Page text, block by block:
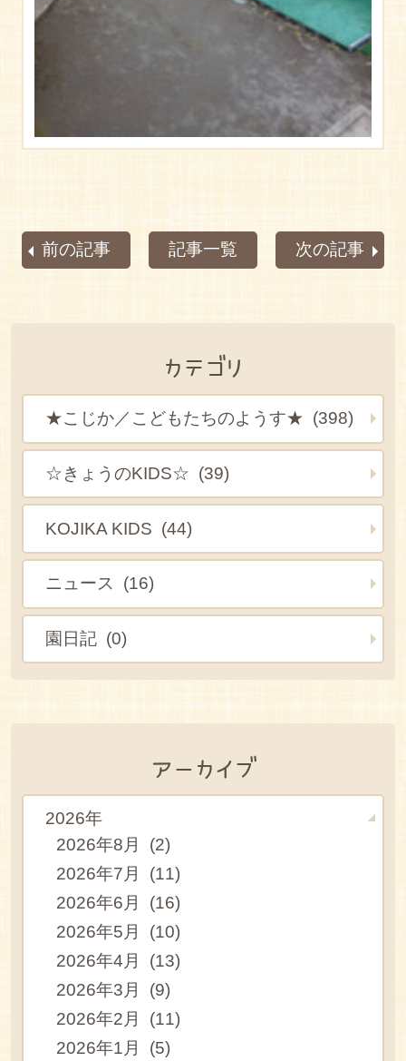
前の記事 記事一覧 次の記事
カテゴリ
★こじか／こどもたちのようす★ (398)
☆きょうのKIDS☆ (39)
KOJIKA KIDS (44)
ニュース (16)
園日記 (0)
アーカイブ
2026年
2026年8月 (2)
2026年7月 (11)
2026年6月 (16)
2026年5月 (10)
2026年4月 (13)
2026年3月 (9)
2026年2月 (11)
2026年1月 (5)